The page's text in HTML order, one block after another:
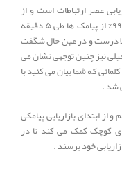
عصر ارتباطات است و از
مزایای تکنولوژی بهره مند است . آیا می دانستید ۹۹% از پیامک ها طی ۵ دقیقه
درست و در عین حال شگفت
نیز چنین توجهی نشان می
که ۹۹% مردم به از کلماتی که شما بیان می کنید با
.
ابتدای بازاریابی پیامکی
کوچک کمک می کند تا در
خود برسند .